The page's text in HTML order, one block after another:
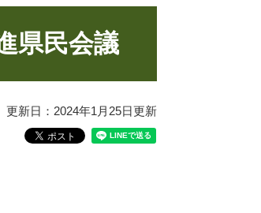
県民会議
更新日：2024年1月25日更新